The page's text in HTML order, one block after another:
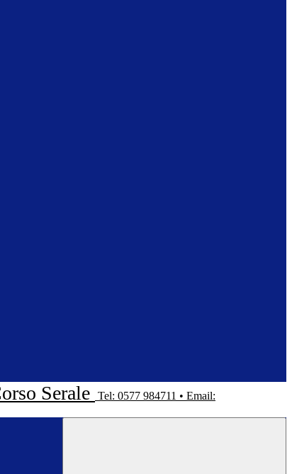
Serale
Tel: 0577 984711 • Email: